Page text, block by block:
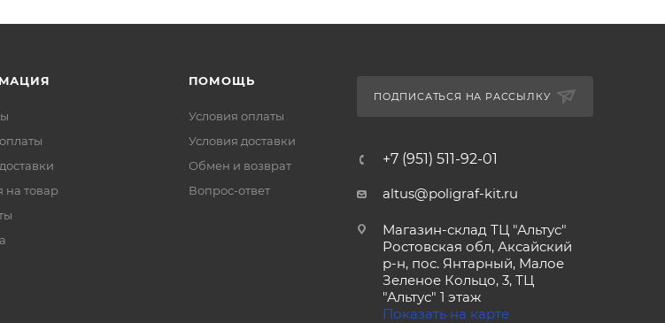
на товар
ПОМОЩЬ
Условия оплаты
Условия доставки
Обмен и возврат
Вопрос-ответ
ПОДПИСАТЬСЯ НА РАССЫЛКУ
+7 (951) 511-92-01
altus@poligraf-kit.ru
Магазин-склад ТЦ "Альтус"
Ростовская обл, Аксайский
р-н, пос. Янтарный, Малое
Зеленое Кольцо, 3, ТЦ
"Альтус" 1 этаж
Показать на карте